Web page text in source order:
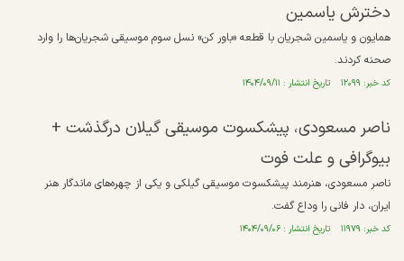
دخترش یاسمین
همایون و یاسمین شجریان با قطعه «باور کن» نسل سوم موسیقی شجریان‌ها را وارد
صحنه کردند.
کد خبر: ۱۲۰۹۹ تاریخ انتشار : ۱۴۰۴/۰۹/۱۱
ناصر مسعودی، پیشکسوت موسیقی گیلان درگذشت +
بیوگرافی و علت فوت
ناصر مسعودی، هنرمند پیشکسوت موسیقی گیلکی و یکی از چهره‌های ماندگار هنر
ایران، دار فانی را وداع گفت.
کد خبر: ۱۱۹۷۹ تاریخ انتشار : ۱۴۰۴/۰۹/۰۶